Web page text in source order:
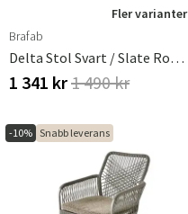
Fler varianter
Brafab
Delta Stol Svart / Slate Rope / Teddy Black
1 341 kr1 490 kr
-10% Snabb leverans